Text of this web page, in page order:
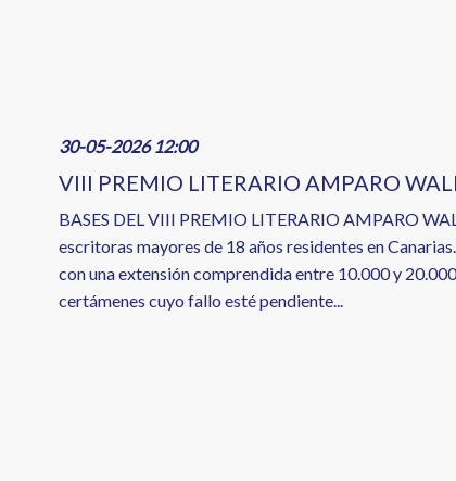
30-05-2026 12:00
VIII PREMIO LITERARIO AMPARO
BASES DEL VIII PREMIO LITERARIO AMPARO
escritoras mayores de 18 años residentes en
con una extensión comprendida entre 10.000 y
certámenes cuyo fallo esté pendiente...